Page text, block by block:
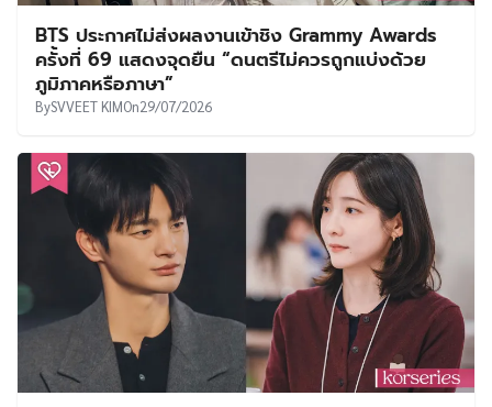
BTS ประกาศไม่ส่งผลงานเข้าชิง Grammy Awards
ครั้งที่ 69 แสดงจุดยืน “ดนตรีไม่ควรถูกแบ่งด้วย
ภูมิภาคหรือภาษา”
BySVVEET KIMOn29/07/2026